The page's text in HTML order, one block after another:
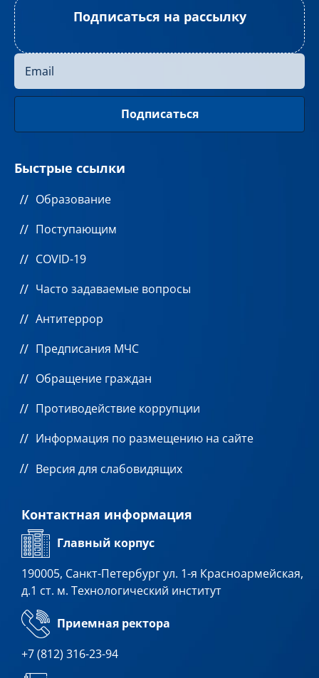
Подписаться на рассылку
Быстрые ссылки
Образование
Поступающим
COVID-19
Часто задаваемые вопросы
Антитеррор
Предписания МЧС
Обращение граждан
Противодействие коррупции
Информация по размещению на сайте
Версия для слабовидящих
Контактная информация
Главный корпус
190005, Санкт-Петербург ул. 1-я Красноармейская,
д.1 ст. м. Технологический институт
Приемная ректора
+7 (812) 316-23-94